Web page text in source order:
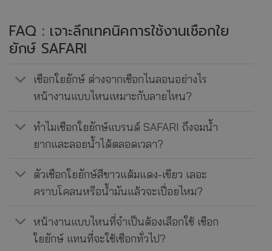
FAQ : เจาะลึกเทคนิคการใช้งานเชือกใย
ยักษ์ SAFARI
เชือกใยยักษ์ ต่างจากเชือกไนลอนอย่างไร
หน้างานแบบไหนเหมาะกับลายไหน?
ทำไมเชือกใยยักษ์แบรนด์ SAFARI ถึงจมน้ำ
ยากและลอยน้ำได้ตลอดเวลา?
ตัวเชือกใยยักษ์สีขาวแต้มแดง-เขียว เลอะ
คราบโคลนหรือน้ำมันแล้วจะเปื่อยไหม?
หน้างานแบบไหนที่จำเป็นต้องเลือกใช้ เชือก
ใยยักษ์ แทนที่จะใช้เชือกทั่วไป?